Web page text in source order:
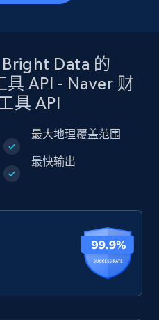
Data 的
API - Naver 财
具 API
最大地理覆盖范围
最快输出